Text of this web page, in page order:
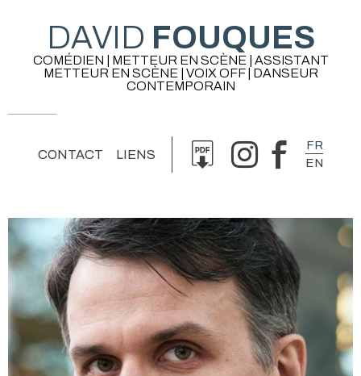
DAVID FOUQUES
COMÉDIEN | METTEUR EN SCÈNE | ASSISTANT
METTEUR EN SCÈNE | VOIX OFF | DANSEUR
CONTEMPORAIN
CONTACT LIENS
FR
EN